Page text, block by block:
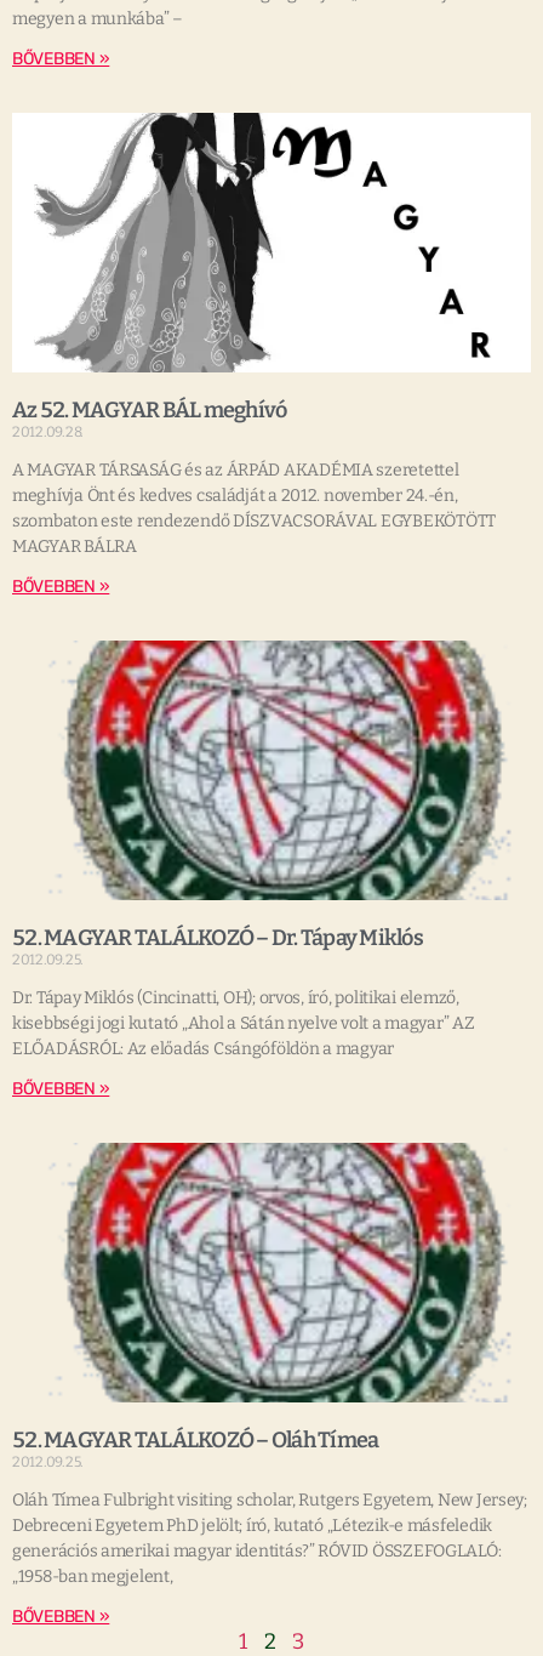
megyen a munkába” –
BŐVEBBEN »
Az 52. MAGYAR BÁL meghívó
2012.09.28.
A MAGYAR TÁRSASÁG és az ÁRPÁD AKADÉMIA szeretettel
meghívja Önt és kedves családját a 2012. november 24.-én,
szombaton este rendezendő DÍSZVACSORÁVAL EGYBEKÖTÖTT
MAGYAR BÁLRA
BŐVEBBEN »
52. MAGYAR TALÁLKOZÓ – Dr. Tápay Miklós
2012.09.25.
Dr. Tápay Miklós (Cincinatti, OH); orvos, író, politikai elemző,
kisebbségi jogi kutató „Ahol a Sátán nyelve volt a magyar” AZ
ELŐADÁSRÓL: Az előadás Csángóföldön a magyar
BŐVEBBEN »
52. MAGYAR TALÁLKOZÓ – Oláh Tímea
2012.09.25.
Oláh Tímea Fulbright visiting scholar, Rutgers Egyetem, New Jersey;
Debreceni Egyetem PhD jelölt; író, kutató „Létezik-e másfeledik
generációs amerikai magyar identitás?” RÓVID ÖSSZEFOGLALÓ:
„1958-ban megjelent,
BŐVEBBEN »
1 2 3